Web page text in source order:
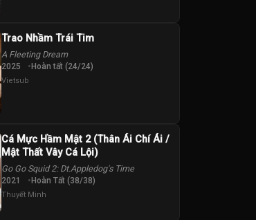
Trao Nhầm Trái Tim
A Fleeting Dream
2025 Hoàn tất (24/24)
Vietsub
Cá Mực Hầm Mật 2 (Thân Ái Chí Ái /
Mật Thất Vây Cá Lội)
Go Go Squid 2: Dt.Appledog's Time
2021 Hoàn Tất (38/38)
Thuyết Minh